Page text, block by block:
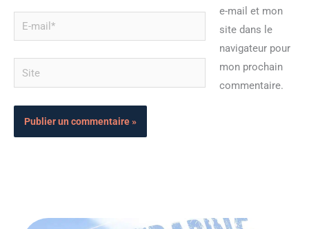
mail*
Site
e-mail et mon
site dans le
navigateur pour
mon prochain
commentaire.